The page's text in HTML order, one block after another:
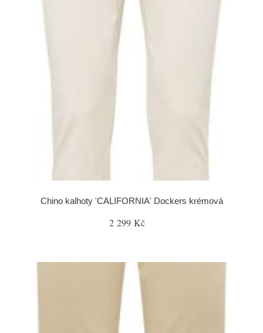
Chino kalhoty 'CALIFORNIA' Dockers krémová
2 299 Kč